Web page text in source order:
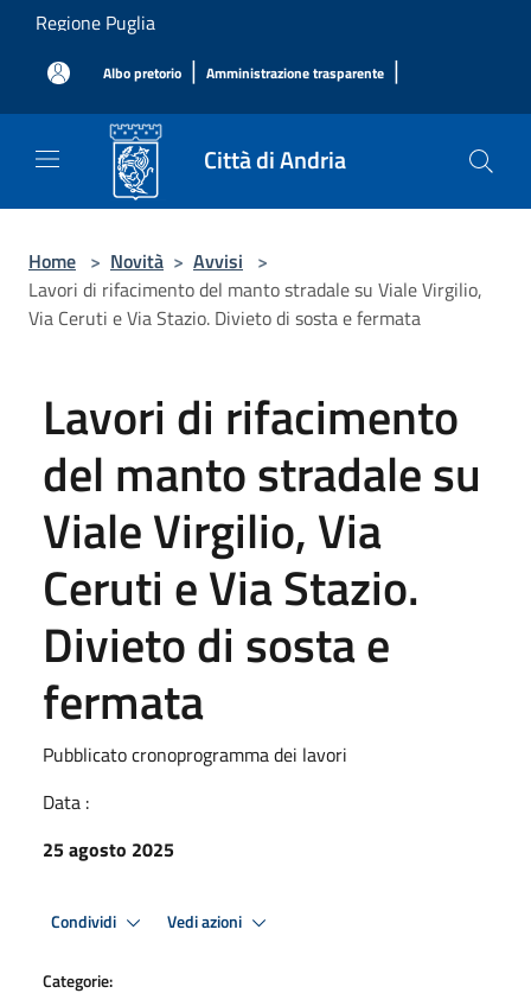
Salta al contenuto principale
Regione Puglia
Albo pretorio | Amministrazione trasparente |
Città di Andria
Home > Novità > Avvisi >
Lavori di rifacimento del manto stradale su Viale Virgilio,
Via Ceruti e Via Stazio. Divieto di sosta e fermata
Lavori di rifacimento
del manto stradale su
Viale Virgilio, Via
Ceruti e Via Stazio.
Divieto di sosta e
fermata
Pubblicato cronoprogramma dei lavori
Data :
25 agosto 2025
Condividi Vedi azioni
Categorie: